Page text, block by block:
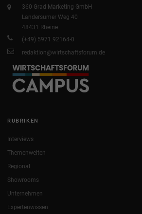
360 Grad Marketing GmbH
Landersumer Weg 40
48431 Rheine
(+49) 5971 92164-0
redaktion@wirtschaftsforum.de
RUBRIKEN
Interviews
Themenwelten
Regional
Showrooms
Unternehmen
Expertenwissen